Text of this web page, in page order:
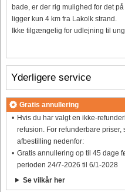
bade, er der rig mulighed for det
ligger kun 4 km fra Lakolk strand.
Ikke tilgængelig for udlejning til
Yderligere service
Gratis annullering
Hvis du har valgt en ikke-
refusion. For refunderbare
afbestilling nedenfor:
Gratis annullering op til 45 dage
perioden 24/7-2026 til 6/1-2028
Se vilkår her